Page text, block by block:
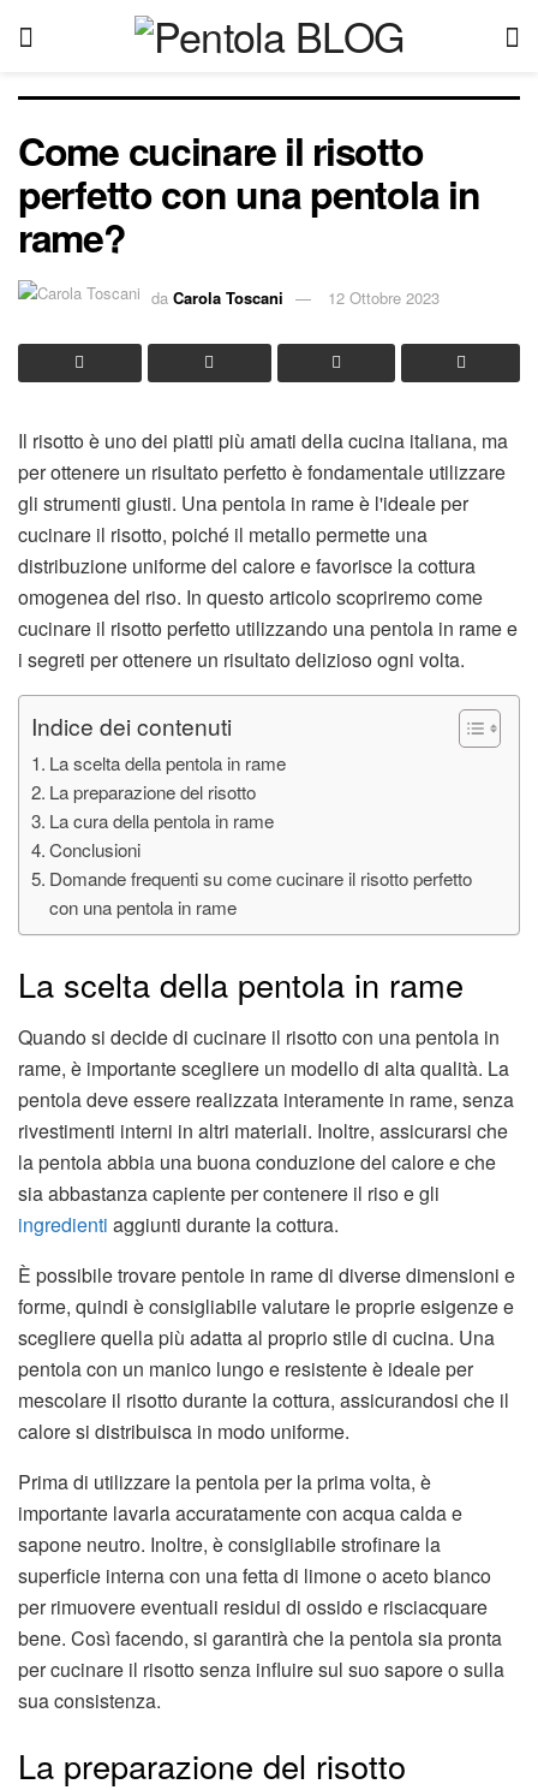
Come cucinare il risotto
perfetto con una pentola in
rame?
da Carola Toscani 12 Ottobre 2023
Il risotto è uno dei piatti più amati della cucina italiana, ma
per ottenere un risultato perfetto è fondamentale utilizzare
gli strumenti giusti. Una pentola in rame è l'ideale per
cucinare il risotto, poiché il metallo permette una
distribuzione uniforme del calore e favorisce la cottura
omogenea del riso. In questo articolo scopriremo come
cucinare il risotto perfetto utilizzando una pentola in rame e
i segreti per ottenere un risultato delizioso ogni volta.
Indice dei contenuti
La scelta della pentola in rame
La preparazione del risotto
La cura della pentola in rame
Conclusioni
Domande frequenti su come cucinare il risotto perfetto
con una pentola in rame
La scelta della pentola in rame
Quando si decide di cucinare il risotto con una pentola in
rame, è importante scegliere un modello di alta qualità. La
pentola deve essere realizzata interamente in rame, senza
rivestimenti interni in altri materiali. Inoltre, assicurarsi che
la pentola abbia una buona conduzione del calore e che
sia abbastanza capiente per contenere il riso e gli
ingredienti aggiunti durante la cottura.
È possibile trovare pentole in rame di diverse dimensioni e
forme, quindi è consigliabile valutare le proprie esigenze e
scegliere quella più adatta al proprio stile di cucina. Una
pentola con un manico lungo e resistente è ideale per
mescolare il risotto durante la cottura, assicurandosi che il
calore si distribuisca in modo uniforme.
Prima di utilizzare la pentola per la prima volta, è
importante lavarla accuratamente con acqua calda e
sapone neutro. Inoltre, è consigliabile strofinare la
superficie interna con una fetta di limone o aceto bianco
per rimuovere eventuali residui di ossido e risciacquare
bene. Così facendo, si garantirà che la pentola sia pronta
per cucinare il risotto senza influire sul suo sapore o sulla
sua consistenza.
La preparazione del risotto